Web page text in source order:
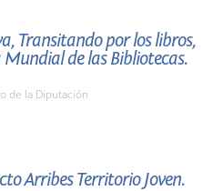
Transitando por los libros,
de las Bibliotecas.
de la Diputación
Arribes Territorio Joven.